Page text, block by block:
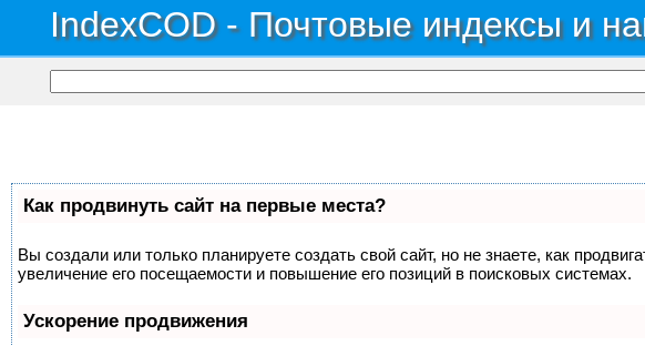
IndexCOD - Почтовые индексы и
Как продвинуть сайт на первые места?
Вы создали или только планируете создать свой сайт, но не знаете, как
увеличение его посещаемости и повышение его позиций в поисковых системах.
Ускорение продвижения